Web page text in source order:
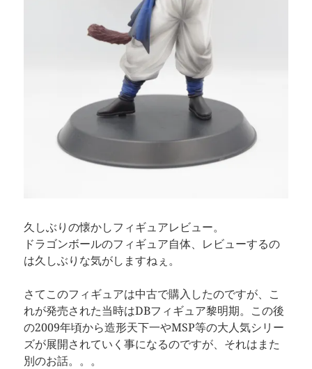
久しぶりの懐かしフィギュアレビュー。
ドラゴンボールのフィギュア自体、レビューするの
は久しぶりな気がしますねぇ。
さてこのフィギュアは中古で購入したのですが、こ
れが発売された当時はDBフィギュア黎明期。この後
の2009年頃から造形天下一やMSP等の大人気シリー
ズが展開されていく事になるのですが、それはまた
別のお話。。。